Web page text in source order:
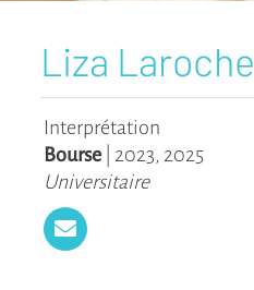
Liza Laroche
Interprétation
Bourse
2023, 2025
Universitaire